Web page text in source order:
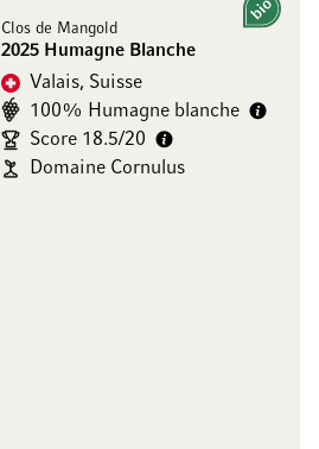
Clos de Mangold
2025 Humagne Blanche
Bio
Valais, Suisse
100% Humagne blanche
Score 18.5/20
Domaine Cornulus